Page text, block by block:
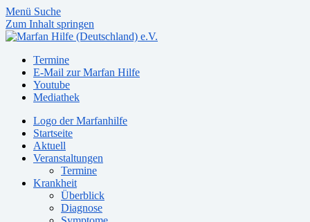
Menü Suche
Zum Inhalt springen
Termine
E-Mail zur Marfan Hilfe
Youtube
Mediathek
Logo der Marfanhilfe
Startseite
Aktuell
Veranstaltungen
Termine
Krankheit
Überblick
Diagnose